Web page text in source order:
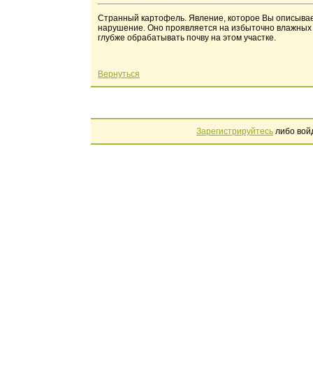
Странный картофель. Явление, которое Вы
нарушение. Оно проявляется на избыточно
глубже обрабатывать почву на этом участке.
Вернуться
Зарегистрируйтесь либо